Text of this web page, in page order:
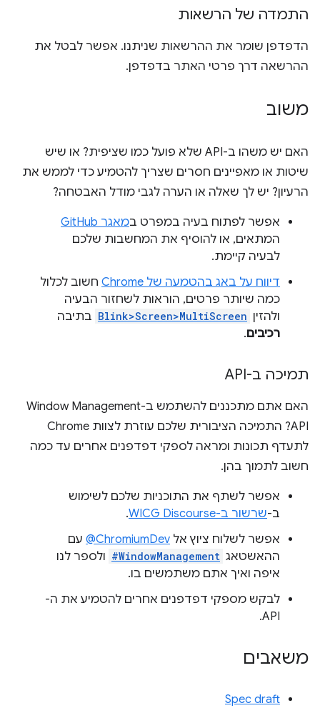
התמדה של הרשאות
הדפדפן שומר את ההרשאות שניתנו. אפשר לבטל את
ההרשאה דרך פרטי האתר בדפדפן.
משוב
האם יש משהו ב-API שלא פועל כמו שציפית? או שיש
שיטות או מאפיינים חסרים שצריך להטמיע כדי לממש את
הרעיון? יש לך שאלה או הערה לגבי מודל האבטחה?
אפשר לפתוח בעיה במפרט במאגר GitHub
המתאים, או להוסיף את המחשבות שלכם
לבעיה קיימת.
דיווח על באג בהטמעה של Chrome
חשוב לכלול
כמה שיותר פרטים, הוראות לשחזור הבעיה
ולהזין Blink>Screen>MultiScreen בתיבה
רכיבים.
תמיכה ב-API
האם אתם מתכננים להשתמש ב-Window Management
API? התמיכה הציבורית שלכם עוזרת לצוות Chrome
לתעדף תכונות ומראה לספקי דפדפנים אחרים עד כמה
חשוב לתמוך בהן.
אפשר לשתף את התוכניות שלכם לשימוש
ב-שרשור ב-WICG Discourse
.
אפשר לשלוח ציוץ אל ‎@ChromiumDev עם
ההאשטאג #WindowManagement ולספר לנו
איפה ואיך אתם משתמשים בו.
לבקש מספקי דפדפנים אחרים להטמיע את ה-
API.
משאבים
Spec draft